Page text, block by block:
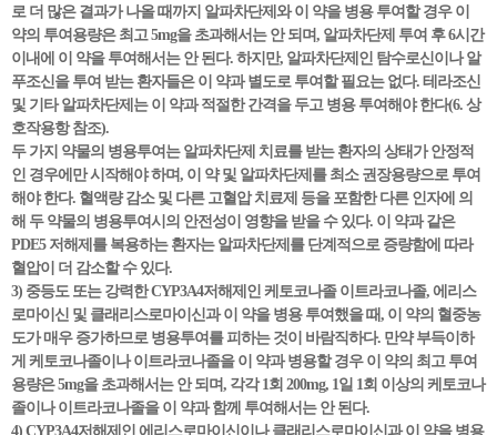
로 더 많은 결과가 나올 때까지 알파차단제와 이 약을 병용 투여할 경우 이
약의 투여용량은 최고 5mg을 초과해서는 안 되며, 알파차단제 투여 후 6시간
이내에 이 약을 투여해서는 안 된다. 하지만, 알파차단제인 탐수로신이나 알
푸조신을 투여 받는 환자들은 이 약과 별도로 투여할 필요는 없다. 테라조신
및 기타 알파차단제는 이 약과 적절한 간격을 두고 병용 투여해야 한다(6. 상
호작용항 참조).
두 가지 약물의 병용투여는 알파차단제 치료를 받는 환자의 상태가 안정적
인 경우에만 시작해야 하며, 이 약 및 알파차단제를 최소 권장용량으로 투여
해야 한다. 혈액량 감소 및 다른 고혈압 치료제 등을 포함한 다른 인자에 의
해 두 약물의 병용투여시의 안전성이 영향을 받을 수 있다. 이 약과 같은
PDE5 저해제를 복용하는 환자는 알파차단제를 단계적으로 증량함에 따라
혈압이 더 감소할 수 있다.
3) 중등도 또는 강력한 CYP3A4저해제인 케토코나졸 이트라코나졸, 에리스
로마이신 및 클래리스로마이신과 이 약을 병용 투여했을 때, 이 약의 혈중농
도가 매우 증가하므로 병용투여를 피하는 것이 바람직하다. 만약 부득이하
게 케토코나졸이나 이트라코나졸을 이 약과 병용할 경우 이 약의 최고 투여
용량은 5mg을 초과해서는 안 되며, 각각 1회 200mg, 1일 1회 이상의 케토코나
졸이나 이트라코나졸을 이 약과 함께 투여해서는 안 된다.
4) CYP3A4저해제인 에리스로마이신이나 클래리스로마이신과 이 약을 병용